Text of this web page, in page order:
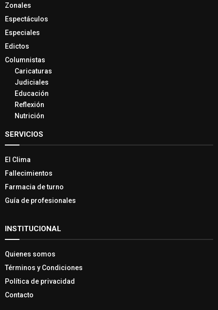
Zonales
Espectáculos
Especiales
Edictos
Columnistas
Caricaturas
Judiciales
Educación
Reflexión
Nutrición
SERVICIOS
El Clima
Fallecimientos
Farmacia de turno
Guía de profesionales
INSTITUCIONAL
Quienes somos
Términos y Condiciones
Política de privacidad
Contacto